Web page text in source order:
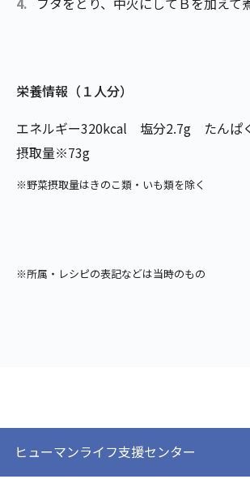
栄養情報（１人分）
エネルギー320kcal 塩分2.7g たんぱ
摂取量※73g
※野菜摂取量はきのこ類・いも類を除く
※所属・レシピの表記などは当時のもの
ヒューマンライフ支援センター